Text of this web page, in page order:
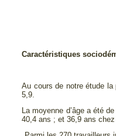
Caractéristiques
Au cours de notre étude
5,9.
La moyenne d’âge a été
40,4 ans ; et 36,9 ans chez